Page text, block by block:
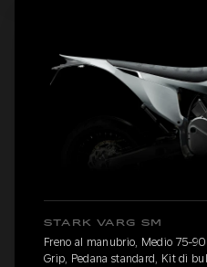
STARK VARG SM
Freno al manubrio, Medio 75-
Grip, Pedana standard, Kit di